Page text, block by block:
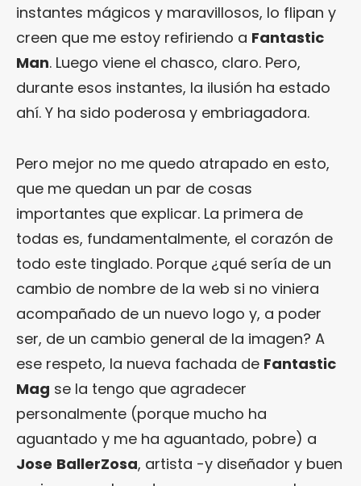
instantes mágicos y maravillosos, lo flipan y
creen que me estoy refiriendo a Fantastic
Man. Luego viene el chasco, claro. Pero,
durante esos instantes, la ilusión ha estado
ahí. Y ha sido poderosa y embriagadora.
Pero mejor no me quedo atrapado en esto,
que me quedan un par de cosas
importantes que explicar. La primera de
todas es, fundamentalmente, el corazón de
todo este tinglado. Porque ¿qué sería de un
cambio de nombre de la web si no viniera
acompañado de un nuevo logo y, a poder
ser, de un cambio general de la imagen? A
ese respeto, la nueva fachada de Fantastic
Mag se la tengo que agradecer
personalmente (porque mucho ha
aguantado y me ha aguantado, pobre) a
Jose BallerZosa, artista -y diseñador y buen